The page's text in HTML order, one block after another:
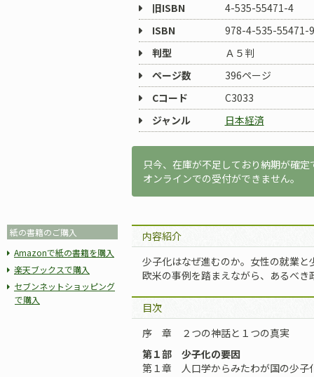
旧ISBN
4-535-55471-4
ISBN
978-4-535-55471-9
判型
Ａ５判
ページ数
396ページ
Cコード
C3033
ジャンル
日本経済
只今、在庫が不足しており納期が確定
オンラインでの受付ができません。
紙の書籍のご購入
Amazonで紙の書籍を購入
楽天ブックスで購入
セブンネットショッピング
で購入
内容紹介
少子化はなぜ進むのか。女性の就業
欧米の事例を踏まえながら、あるべき
目次
序 章 ２つの神話と１つの真実
第１部 少子化の要因
第１章 人口学からみたわが国の少子